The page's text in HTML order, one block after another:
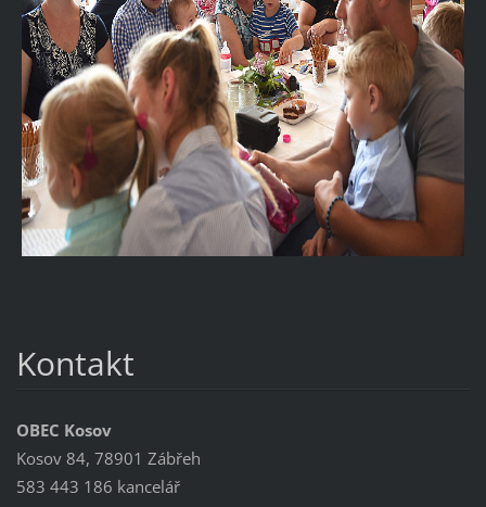
Kontakt
OBEC Kosov
Kosov 84, 78901 Zábřeh
583 443 186 kancelář